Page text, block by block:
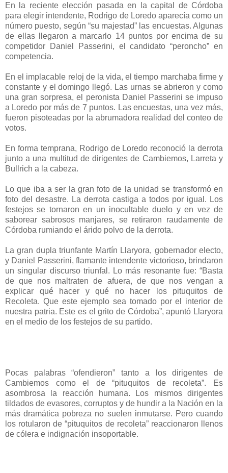
En la reciente elección pasada en la capital de Córdoba
para elegir intendente, Rodrigo de Loredo aparecía como un
número puesto, según “su majestad” las encuestas. Algunas
de ellas llegaron a marcarlo 14 puntos por encima de su
competidor Daniel Passerini, el candidato “peroncho” en
competencia.
En el implacable reloj de la vida, el tiempo marchaba firme y
constante y el domingo llegó. Las urnas se abrieron y como
una gran sorpresa, el peronista Daniel Passerini se impuso
a Loredo por más de 7 puntos. Las encuestas, una vez más,
fueron pisoteadas por la abrumadora realidad del conteo de
votos.
En forma temprana, Rodrigo de Loredo reconoció la derrota
junto a una multitud de dirigentes de Cambiemos, Larreta y
Bullrich a la cabeza.
Lo que iba a ser la gran foto de la unidad se transformó en
foto del desastre. La derrota castiga a todos por igual. Los
festejos se tornaron en un inocultable duelo y en vez de
saborear sabrosos manjares, se retiraron raudamente de
Córdoba rumiando el árido polvo de la derrota.
La gran dupla triunfante Martín Llaryora, gobernador electo,
y Daniel Passerini, flamante intendente victorioso, brindaron
un singular discurso triunfal. Lo más resonante fue: “Basta
de que nos maltraten de afuera, de que nos vengan a
explicar qué hacer y qué no hacer los pituquitos de
Recoleta. Que este ejemplo sea tomado por el interior de
nuestra patria. Este es el grito de Córdoba”, apuntó Llaryora
en el medio de los festejos de su partido.
Pocas palabras “ofendieron” tanto a los dirigentes de
Cambiemos como el de “pituquitos de recoleta”. Es
asombrosa la reacción humana. Los mismos dirigentes
tildados de evasores, corruptos y de hundir a la Nación en la
más dramática pobreza no suelen inmutarse. Pero cuando
los rotularon de “pituquitos de recoleta” reaccionaron llenos
de cólera e indignación insoportable.